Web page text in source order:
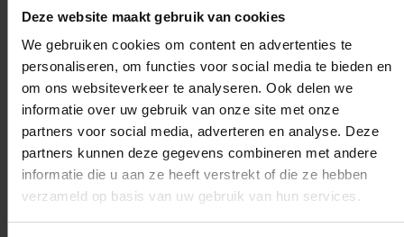
Deze website maakt gebruik van cookies
We gebruiken cookies om content en advertenties te
personaliseren, om functies voor social media te bieden en
om ons websiteverkeer te analyseren. Ook delen we
informatie over uw gebruik van onze site met onze
partners voor social media, adverteren en analyse. Deze
partners kunnen deze gegevens combineren met andere
informatie die u aan ze heeft verstrekt of die ze hebben
verzameld op basis van uw gebruik van hun services.
de rest. Mits je automation on point is.
Sociale bewijskracht-> Mensen vertrouwen
mensen, dus geloven ze dat het goed is als
anderen het ook doen. Reviews of mond-tot-
mond reclame zijn hier goede voorbeelden van.
Sympathie-> Mensen die we aardig vinden,
geloven we eerder en gunnen we meer. Maak
het dus persoonlijk, mits je aardig bent..
Natuurlijk ;-)